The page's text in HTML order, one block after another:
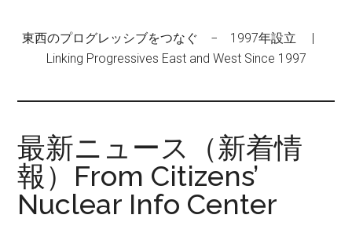
東西のプログレッシブをつなぐ − 1997年設立 |
Linking Progressives East and West Since 1997
最新ニュース（新着情
報）From Citizens’
Nuclear Info Center